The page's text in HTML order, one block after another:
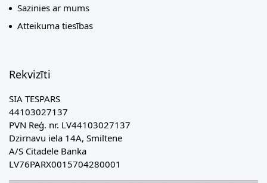
Sazinies ar mums
Atteikuma tiesības
Rekvizīti
SIA TESPARS
44103027137
PVN Reģ. nr. LV44103027137
Dzirnavu iela 14A, Smiltene
A/S Citadele Banka
LV76PARX0015704280001